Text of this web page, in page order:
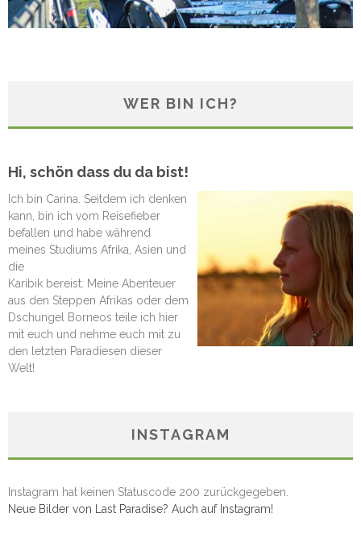
WER BIN ICH?
Hi, schön dass du da bist!
Ich bin Carina. Seitdem ich denken
kann, bin ich vom Reisefieber
befallen und habe während
meines Studiums Afrika, Asien und
die
Karibik bereist. Meine Abenteuer
aus den Steppen Afrikas oder dem
Dschungel Borneos teile ich hier
mit euch und nehme euch mit zu
den letzten Paradiesen dieser
Welt!
INSTAGRAM
Instagram hat keinen Statuscode 200 zurückgegeben.
Neue Bilder von Last Paradise? Auch auf Instagram!